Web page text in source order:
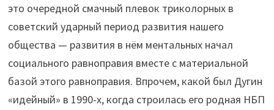
это очередной смачный плевок триколорных в
советский ударный период развития нашего
общества — развития в нём ментальных начал
социального равноправия вместе с материальной
базой этого равноправия. Впрочем, какой был Дугин
«идейный» в 1990-х, когда строилась его родная НБП